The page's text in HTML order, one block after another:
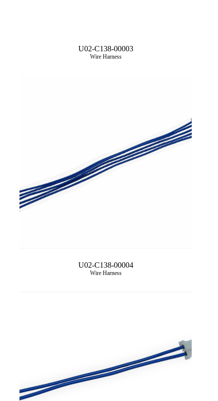
U02-C138-00003
Wire Harness
U02-C138-00004
Wire Harness